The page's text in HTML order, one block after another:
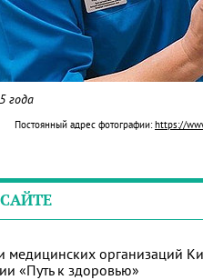
года
Постоянный адрес фотографии:https://
медицинских организаций
«Путь к здоровью»